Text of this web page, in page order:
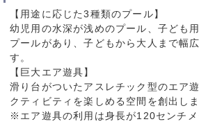
【用途に応じた3種類のプール】
幼児用の水深が浅めのプール、子ども
プールがあり、子どもから大人まで幅
す。
【巨大エア遊具】
滑り台がついたアスレチック型のエア
クティビティを楽しめる空間を創出しま
※エア遊具の利用は身長が120センチメ